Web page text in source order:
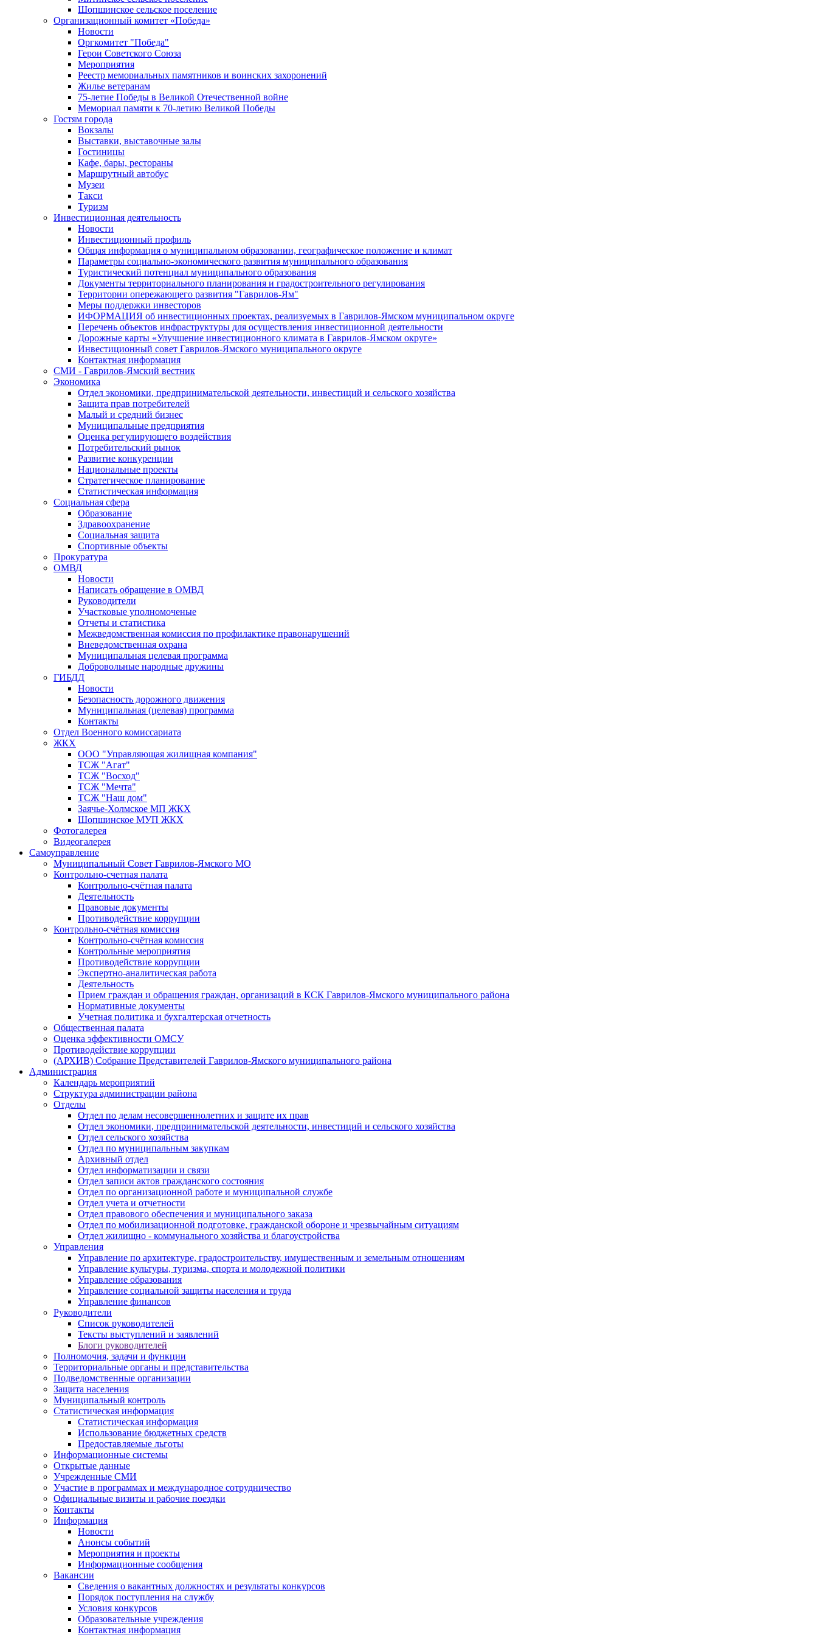
Шопшинское сельское поселение
Организационный комитет «Победа»
Новости
Оргкомитет "Победа"
Герои Советского Союза
Мероприятия
Реестр мемориальных памятников и воинских захоронений
Жилье ветеранам
75-летие Победы в Великой Отечественной войне
Мемориал памяти к 70-летию Великой Победы
Гостям города
Вокзалы
Выставки, выставочные залы
Гостиницы
Кафе, бары, рестораны
Маршрутный автобус
Музеи
Такси
Туризм
Инвестиционная деятельность
Новости
Инвестиционный профиль
Общая информация о муниципальном образовании, географическое положение и климат
Параметры социально-экономического развития муниципального образования
Туристический потенциал муниципального образования
Документы территориального планирования и градостроительного регулирования
Территории опережающего развития "Гаврилов-Ям"
Меры поддержки инвесторов
ИФОРМАЦИЯ об инвестиционных проектах, реализуемых в Гаврилов-Ямском муниципальном округе
Перечень объектов инфраструктуры для осуществления инвестиционной деятельности
Дорожные карты «Улучшение инвестиционного климата в Гаврилов-Ямском округе»
Инвестиционный совет Гаврилов-Ямского муниципального округе
Контактная информация
СМИ - Гаврилов-Ямский вестник
Экономика
Отдел экономики, предпринимательской деятельности, инвестиций и сельского хозяйства
Защита прав потребителей
Малый и средний бизнес
Муниципальные предприятия
Оценка регулирующего воздействия
Потребительский рынок
Развитие конкуренции
Национальные проекты
Стратегическое планирование
Статистическая информация
Социальная сфера
Образование
Здравоохранение
Социальная защита
Спортивные объекты
Прокуратура
ОМВД
Новости
Написать обращение в ОМВД
Руководители
Участковые уполномоченые
Отчеты и статистика
Межведомственная комиссия по профилактике правонарушений
Вневедомственная охрана
Муниципальная целевая программа
Добровольные народные дружины
ГИБДД
Новости
Безопасность дорожного движения
Муниципальная (целевая) программа
Контакты
Отдел Военного комиссариата
ЖКХ
ООО "Управляющая жилищная компания"
ТСЖ "Агат"
ТСЖ "Восход"
ТСЖ "Мечта"
ТСЖ "Наш дом"
Заячье-Холмское МП ЖКХ
Шопшинское МУП ЖКХ
Фотогалерея
Видеогалерея
Самоуправление
Муниципальный Совет Гаврилов-Ямского МО
Контрольно-счетная палата
Контрольно-счётная палата
Деятельность
Правовые документы
Противодействие коррупции
Контрольно-счётная комиссия
Контрольно-счётная комиссия
Контрольные мероприятия
Противодействие коррупции
Экспертно-аналитическая работа
Деятельность
Прием граждан и обращения граждан, организаций в КСК Гаврилов-Ямского муниципального района
Нормативные документы
Учетная политика и бухгалтерская отчетность
Общественная палата
Оценка эффективности ОМСУ
Противодействие коррупции
(АРХИВ) Собрание Представителей Гаврилов-Ямского муниципального района
Администрация
Календарь мероприятий
Структура администрации района
Отделы
Отдел по делам несовершеннолетних и защите их прав
Отдел экономики, предпринимательской деятельности, инвестиций и сельского хозяйства
Отдел сельского хозяйства
Отдел по муниципальным закупкам
Архивный отдел
Отдел информатизации и связи
Отдел записи актов гражданского состояния
Отдел по организационной работе и муниципальной службе
Отдел учета и отчетности
Отдел правового обеспечения и муниципального заказа
Отдел по мобилизационной подготовке, гражданской обороне и чрезвычайным ситуациям
Отдел жилищно - коммунального хозяйства и благоустройства
Управления
Управление по архитектуре, градостроительству, имущественным и земельным отношениям
Управление культуры, туризма, спорта и молодежной политики
Управление образования
Управление социальной защиты населения и труда
Управление финансов
Руководители
Список руководителей
Тексты выступлений и заявлений
Блоги руководителей
Полномочия, задачи и функции
Территориальные органы и представительства
Подведомственные организации
Защита населения
Муниципальный контроль
Статистическая информация
Статистическая информация
Использование бюджетных средств
Предоставляемые льготы
Информационные системы
Открытые данные
Учрежденные СМИ
Участие в программах и международное сотрудничество
Официальные визиты и рабочие поездки
Контакты
Информация
Новости
Анонсы событий
Мероприятия и проекты
Информационные сообщения
Вакансии
Сведения о вакантных должностях и результаты конкурсов
Порядок поступления на службу
Условия конкурсов
Образовательные учреждения
Контактная информация